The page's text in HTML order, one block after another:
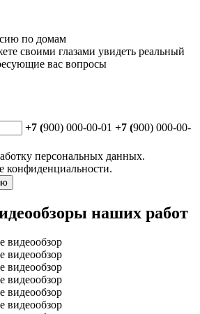
по домам
своими глазами увидеть реальный
вас вопросы
+7 (900) 000-00-01 +7 (900) 000-00-
персональных данных.
конфиденциальности.
наших работ
видеообзор
видеообзор
видеообзор
видеообзор
видеообзор
видеообзор